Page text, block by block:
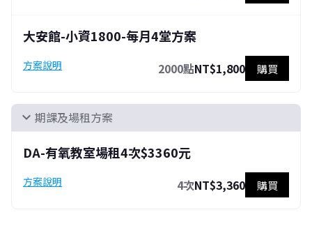
大安館-小資1800-每月4堂方案
方案說明 2000點NT$1,800 購買
expand_more 期課及場租方案
DA-有氧教室場租4次$3360元
方案說明 4次NT$3,360 購買